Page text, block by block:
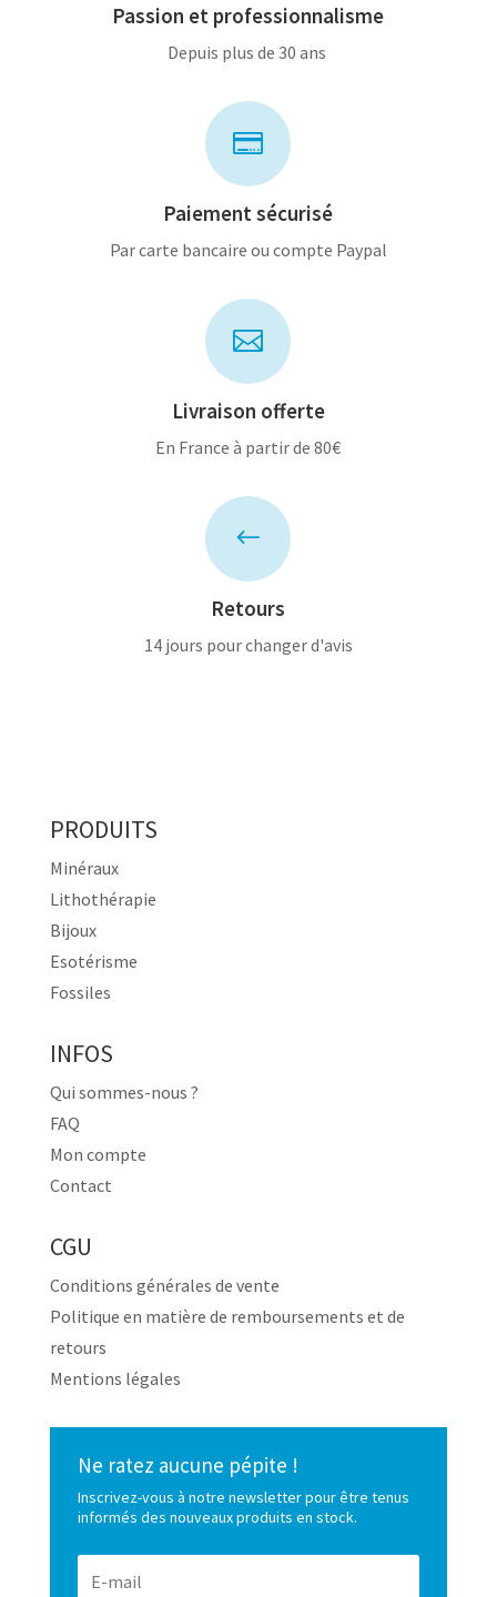
Passion et professionnalisme
Depuis plus de 30 ans

Paiement sécurisé
Par carte bancaire ou compte Paypal

Livraison offerte
En France à partir de 80€
#
Retours
14 jours pour changer d'avis
PRODUITS
Minéraux
Lithothérapie
Bijoux
Esotérisme
Fossiles
INFOS
Qui sommes-nous ?
FAQ
Mon compte
Contact
CGU
Conditions générales de vente
Politique en matière de remboursements et de
retours
Mentions légales
Ne ratez aucune pépite !
Inscrivez-vous à notre newsletter pour être tenus
informés des nouveaux produits en stock.